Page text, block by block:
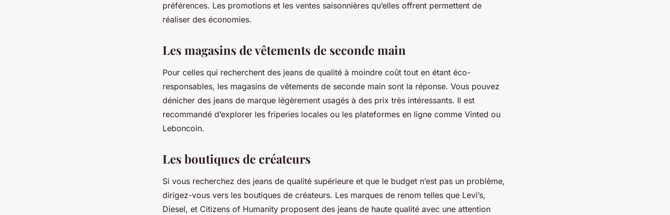
préférences. Les promotions et les ventes saisonnières qu’elles offrent permettent de
réaliser des économies.
Les magasins de vêtements de seconde main
Pour celles qui recherchent des jeans de qualité à moindre coût tout en étant éco-
responsables, les magasins de vêtements de seconde main sont la réponse. Vous pouvez
dénicher des jeans de marque légèrement usagés à des prix très intéressants. Il est
recommandé d’explorer les friperies locales ou les plateformes en ligne comme Vinted ou
Leboncoin.
Les boutiques de créateurs
Si vous recherchez des jeans de qualité supérieure et que le budget n’est pas un problème,
dirigez-vous vers les boutiques de créateurs. Les marques de renom telles que Levi’s,
Diesel, et Citizens of Humanity proposent des jeans de haute qualité avec une attention